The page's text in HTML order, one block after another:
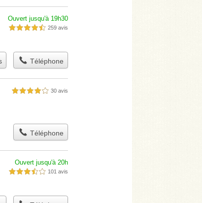
Ouvert jusqu'à 19h30
4,5 étoiles sur 5 259 avis
Téléphone
4,0 étoiles sur 5 30 avis
Téléphone
Ouvert jusqu'à 20h
3,5 étoiles sur 5 101 avis